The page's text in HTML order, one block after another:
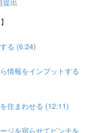
る (6:24)
情報をインプットする
住まわせる (12:11)
ジを宿らせてピンチを